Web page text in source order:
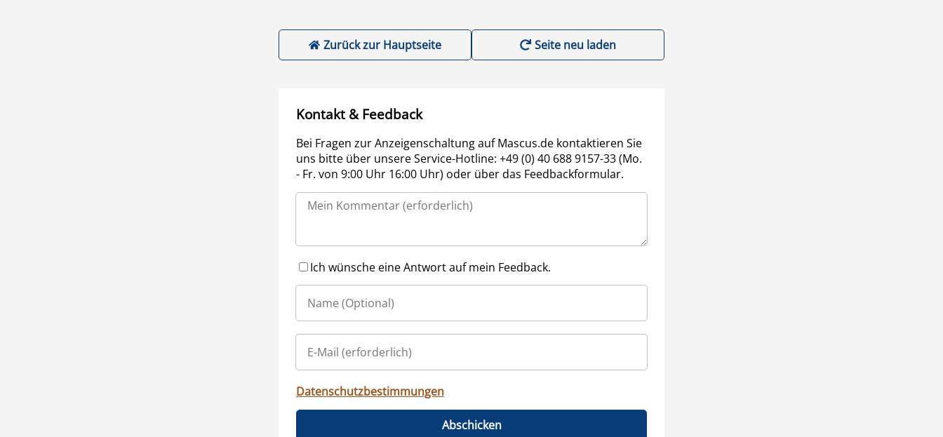
Zurück zur Hauptseite Seite neu laden
Kontakt & Feedback
Bei Fragen zur Anzeigenschaltung auf Mascus.de kontaktieren Sie
uns bitte über unsere Service-Hotline: +49 (0) 40 688 9157-33 (Mo.
- Fr. von 9:00 Uhr 16:00 Uhr) oder über das Feedbackformular.
Ich wünsche eine Antwort auf mein Feedback.
Datenschutzbestimmungen
Abschicken